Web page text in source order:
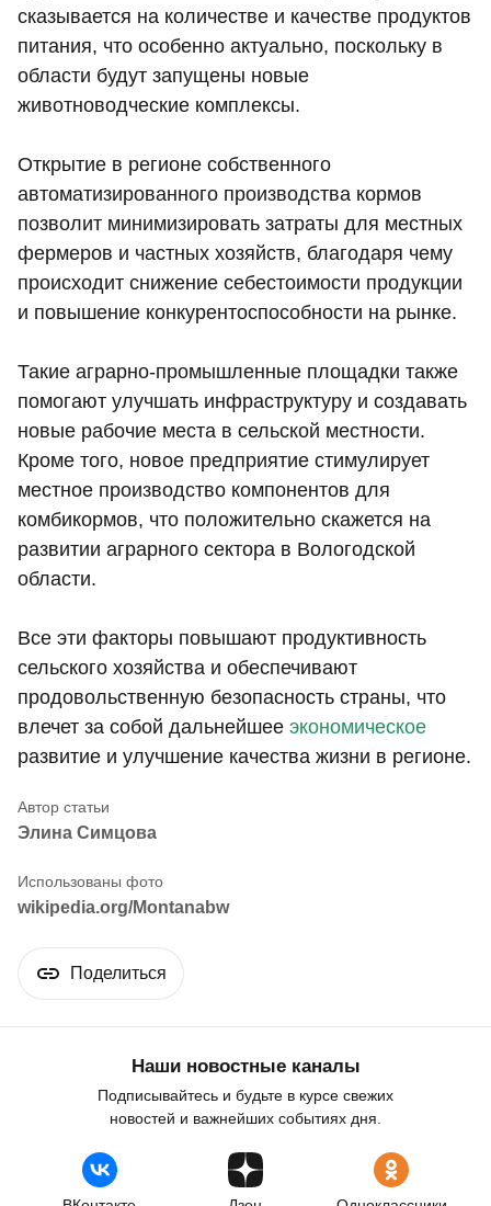
сказывается на количестве и качестве продуктов
питания, что особенно актуально, поскольку в
области будут запущены новые
животноводческие комплексы.
Открытие в регионе собственного
автоматизированного производства кормов
позволит минимизировать затраты для местных
фермеров и частных хозяйств, благодаря чему
происходит снижение себестоимости продукции
и повышение конкурентоспособности на рынке.
Такие аграрно-промышленные площадки также
помогают улучшать инфраструктуру и создавать
новые рабочие места в сельской местности.
Кроме того, новое предприятие стимулирует
местное производство компонентов для
комбикормов, что положительно скажется на
развитии аграрного сектора в Вологодской
области.
Все эти факторы повышают продуктивность
сельского хозяйства и обеспечивают
продовольственную безопасность страны, что
влечет за собой дальнейшее экономическое
развитие и улучшение качества жизни в регионе.
Элина Симцова
wikipedia.org/Montanabw
Поделиться
Наши новостные каналы
Подписывайтесь и будьте в курсе свежих
новостей и важнейших событиях дня.